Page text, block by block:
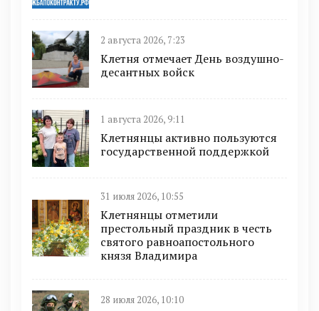
2 августа 2026, 7:23
Клетня отмечает День воздушно-
десантных войск
1 августа 2026, 9:11
Клетнянцы активно пользуются
государственной поддержкой
31 июля 2026, 10:55
Клетнянцы отметили
престольный праздник в честь
святого равноапостольного
князя Владимира
28 июля 2026, 10:10